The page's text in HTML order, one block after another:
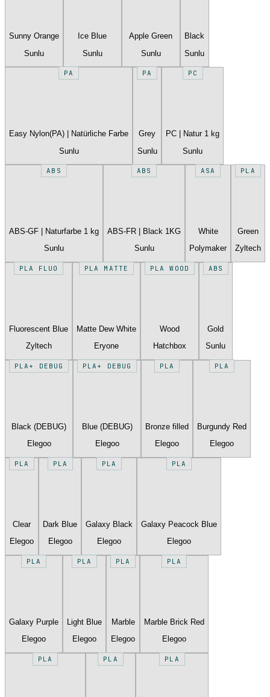
Sunny Orange
Sunlu
Ice Blue
Sunlu
Apple Green
Sunlu
Black
Sunlu
PA
Easy Nylon(PA) | Natürliche Farbe
Sunlu
PA
Grey
Sunlu
PC
PC | Natur 1 kg
Sunlu
ABS
ABS-GF | Naturfarbe 1 kg
Sunlu
ABS
ABS-FR | Black 1KG
Sunlu
ASA
White
Polymaker
PLA
Green
Zyltech
PLA FLUO
Fluorescent Blue
Zyltech
PLA MATTE
Matte Dew White
Eryone
PLA WOOD
Wood
Hatchbox
ABS
Gold
Sunlu
PLA+ DEBUG
Black (DEBUG)
Elegoo
PLA+ DEBUG
Blue (DEBUG)
Elegoo
PLA
Bronze filled
Elegoo
PLA
Burgundy Red
Elegoo
PLA
Clear
Elegoo
PLA
Dark Blue
Elegoo
PLA
Galaxy Black
Elegoo
PLA
Galaxy Peacock Blue
Elegoo
PLA
Galaxy Purple
Elegoo
PLA
Light Blue
Elegoo
PLA
Marble
Elegoo
PLA
Marble Brick Red
Elegoo
PLA PLA PLA